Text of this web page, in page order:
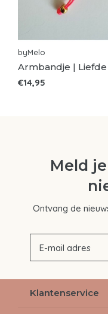
byMelo
Armbandje | Liefde
€14,95
Meld
Ontvang de
Klantenservice